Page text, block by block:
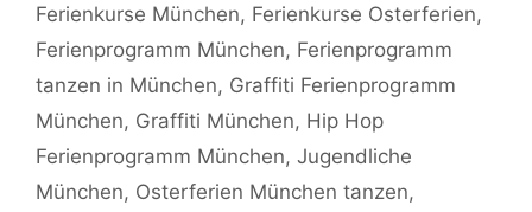
Ferienkurse München, Ferienkurse Osterferien,
Ferienprogramm München, Ferienprogramm
tanzen in München, Graffiti Ferienprogramm
München, Graffiti München, Hip Hop
Ferienprogramm München, Jugendliche
München, Osterferien München tanzen,